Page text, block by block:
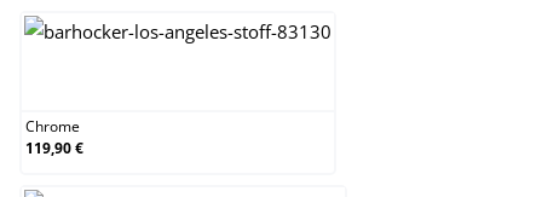
Chrome
119,90 €